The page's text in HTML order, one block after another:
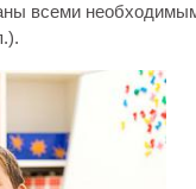
всеми